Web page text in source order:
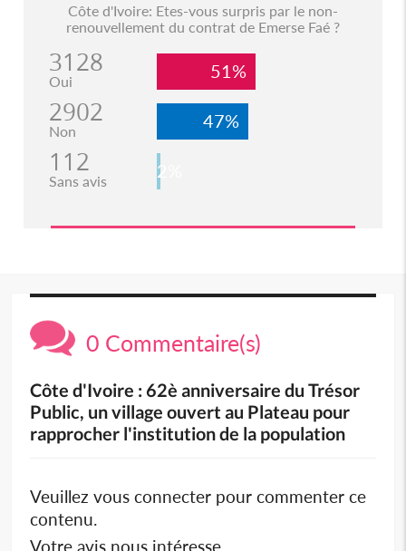
Côte d'Ivoire: Etes-vous surpris par le non-
renouvellement du contrat de Emerse Faé ?
3128
Oui 51%
2902
Non 47%
112
Sans avis 2%
0 Commentaire(s)
Côte d'Ivoire : 62è anniversaire du Trésor
Public, un village ouvert au Plateau pour
rapprocher l'institution de la population
Veuillez vous connecter pour commenter ce
contenu.
Votre avis nous intéresse.